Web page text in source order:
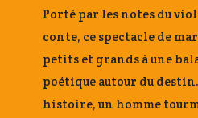
Porté par les notes du
conte, ce spectacle de
petits et grands à une
poétique autour du
histoire, un homme